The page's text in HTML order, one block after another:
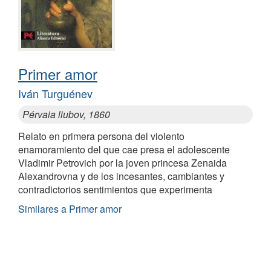
Primer amor
Iván Turguénev
Pérvaia liubov, 1860
Relato en primera persona del violento
enamoramiento del que cae presa el adolescente
Vladimir Petrovich por la joven princesa Zenaida
Alexandrovna y de los incesantes, cambiantes y
contradictorios sentimientos que experimenta
Similares a Primer amor